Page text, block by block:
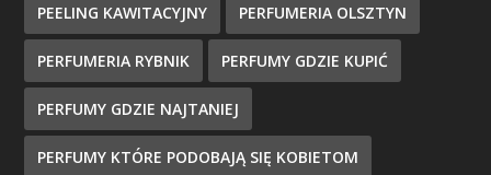
PEELING KAWITACYJNY PERFUMERIA OLSZTYN
PERFUMERIA RYBNIK PERFUMY GDZIE KUPIĆ
PERFUMY GDZIE NAJTANIEJ
PERFUMY KTÓRE PODOBAJĄ SIĘ KOBIETOM